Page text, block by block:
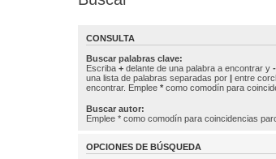
CONSULTA
Buscar palabras clave:
Escriba + delante de una palabra a encontrar y -
una lista de palabras separadas por | entre
encontrar. Emplee * como comodín para
Buscar autor:
Emplee * como comodín para coincidencias
OPCIONES DE BÚSQUEDA